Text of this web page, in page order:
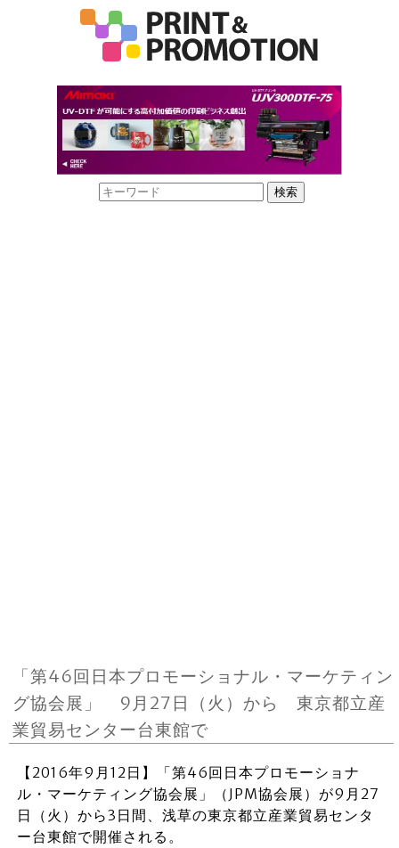
「第46回日本プロモーショナル・マーケティン
グ協会展」 9月27日（火）から 東京都立産
業貿易センター台東館で
【2016年9月12日】「第46回日本プロモーショナ
ル・マーケティング協会展」（JPM協会展）が9月27
日（火）から3日間、浅草の東京都立産業貿易センタ
ー台東館で開催される。